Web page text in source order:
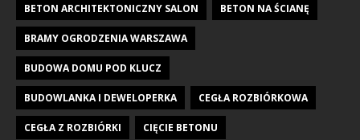
BETON ARCHITEKTONICZNY SALON BETON NA ŚCIANĘ
BRAMY OGRODZENIA WARSZAWA
BUDOWA DOMU POD KLUCZ
BUDOWLANKA I DEWELOPERKA CEGŁA ROZBIÓRKOWA
CEGŁA Z ROZBIÓRKI CIĘCIE BETONU